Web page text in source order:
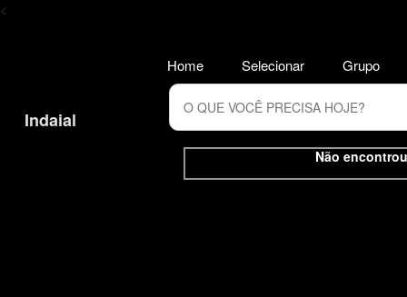
<
Indaial
Não
Home Selecionar Grupo